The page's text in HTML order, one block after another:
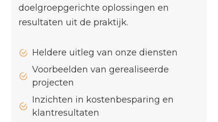
doelgroepgerichte oplossingen en
resultaten uit de praktijk.
Heldere uitleg van onze diensten
Voorbeelden van gerealiseerde
projecten
Inzichten in kostenbesparing en
klantresultaten